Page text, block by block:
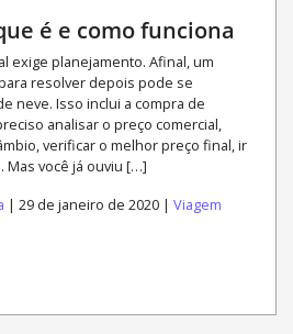
é e como funciona
exige planejamento. Afinal, um
resolver depois pode se
neve. Isso inclui a compra de
analisar o preço comercial,
verificar o melhor preço final, ir
Mas você já ouviu […]
| 29 de janeiro de 2020 | Viagem